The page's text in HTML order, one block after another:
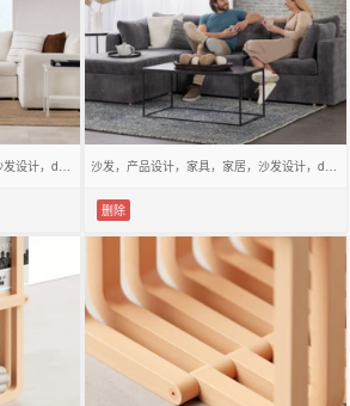
沙发，产品设计，家具，家居，沙发设计，design， 沙发，产品设计，家具，家居，沙发设计，design，
删除